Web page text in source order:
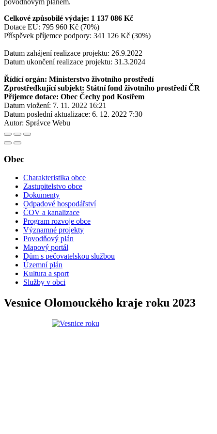
Celkové způsobilé výdaje: 1 137 086 Kč
Dotace EU: 795 960 Kč (70%)
Příspěvek příjemce podpory: 341 126 Kč (30%)
Datum zahájení realizace projektu: 26.9.2022
Datum ukončení realizace projektu: 31.3.2024
Řídící orgán: Ministerstvo životního prostředí
Zprostředkující subjekt: Státní fond životního prostředí ČR
Příjemce dotace: Obec Čechy pod Kosířem
Datum vložení: 7. 11. 2022 16:21
Datum poslední aktualizace: 6. 12. 2022 7:30
Autor: Správce Webu
Obec
Charakteristika obce
Zastupitelstvo obce
Dokumenty
Odpadové hospodářství
ČOV a kanalizace
Program rozvoje obce
Významné projekty
Povodňový plán
Mapový portál
Dům s pečovatelskou službou
Územní plán
Kultura a sport
Služby v obci
Vesnice Olomouckého kraje roku 2023